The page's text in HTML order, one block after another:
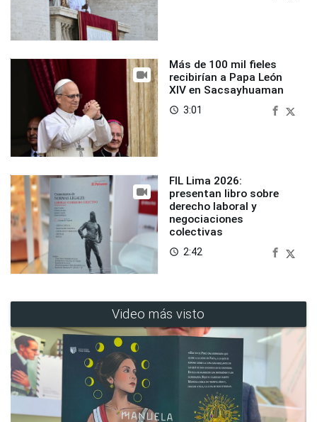
Más de 100 mil fieles
recibirían a Papa León
XIV en Sacsayhuaman
access_time 3:01
FIL Lima 2026:
presentan libro sobre
derecho laboral y
negociaciones
colectivas
access_time 2:42
Video más visto